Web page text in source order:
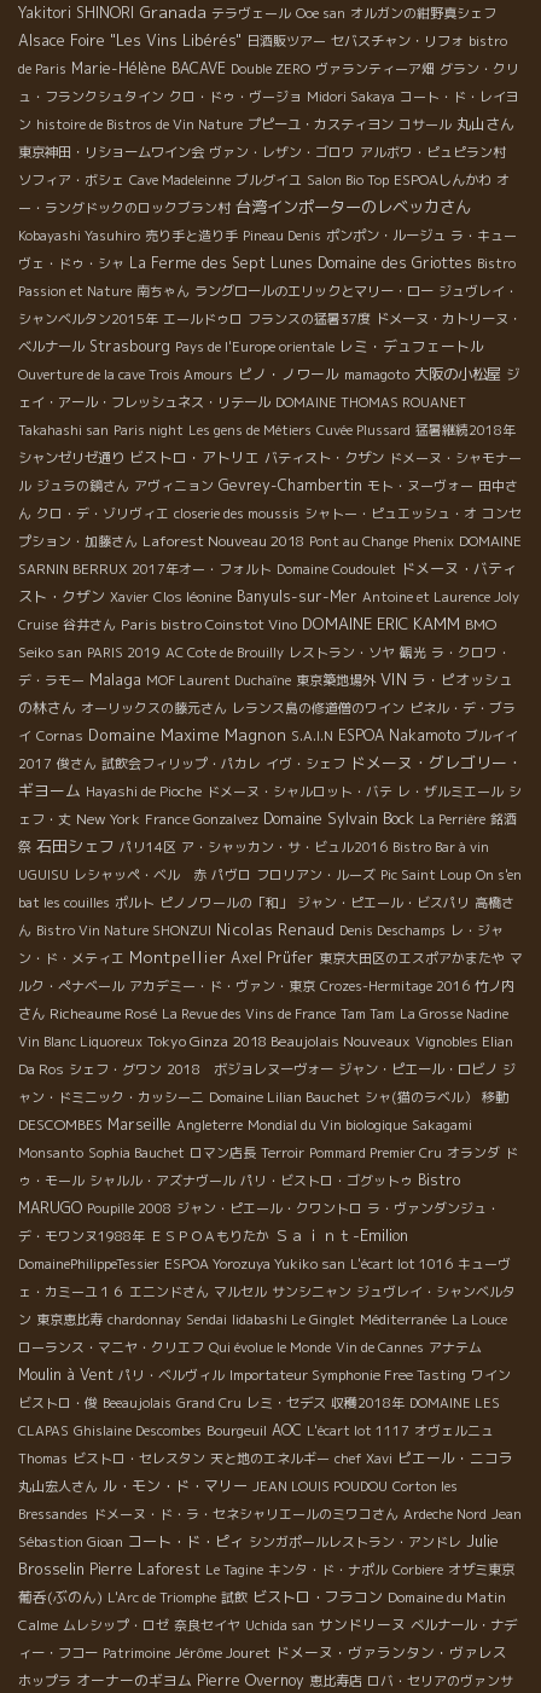
Yakitori SHINORI Granada テラヴェール Ooe san オルガンの紺野真シェフ
Alsace Foire "Les Vins Libérés" 日酒販ツアー セバスチャン・リフォ bistro
de Paris Marie-Hélène BACAVE Double ZERO ヴァランティーア畑 グラン・クリ
ュ・フランクシュタイン クロ・ドゥ・ヴージョ Midori Sakaya コート・ド・レイヨ
ン histoire de Bistros de Vin Nature プピーユ・カスティヨン コサール 丸山さん
東京神田・リショームワイン会 ヴァン・レザン・ゴロワ アルボワ・ピュピラン村
ソフィア・ボシェ Cave Madeleinne ブルグイユ Salon Bio Top ESPOAしんかわ オ
ー・ラングドックのロックブラン村 台湾インポーターのレベッカさん
Kobayashi Yasuhiro 売り手と造り手 Pineau Denis ポンポン・ルージュ ラ・キュー
ヴェ・ドゥ・シャ La Ferme des Sept Lunes Domaine des Griottes Bistro
Passion et Nature 南ちゃん ラングロールのエリックとマリー・ロー ジュヴレイ・
シャンベルタン2015年 エールドゥロ フランスの猛暑37度 ドメーヌ・カトリーヌ・
ベルナール Strasbourg Pays de l'Europe orientale レミ・デュフェートル
Ouverture de la cave Trois Amours ピノ・ノワール mamagoto 大阪の小松屋 ジ
ェイ・アール・フレッシュネス・リテール DOMAINE THOMAS ROUANET
Takahashi san Paris night Les gens de Métiers Cuvée Plussard 猛暑継続2018年
シャンゼリゼ通り ビストロ・アトリエ バティスト・クザン ドメーヌ・シャモナー
ル ジュラの鏡さん アヴィニョン Gevrey-Chambertin モト・ヌーヴォー 田中さ
ん クロ・デ・ゾリヴィエ closerie des moussis シャトー・ピュエッシュ・オ コンセ
プション・加藤さん Laforest Nouveau 2018 Pont au Change Phenix DOMAINE
SARNIN BERRUX 2017年オー・フォルト Domaine Coudoulet ドメーヌ・バティ
スト・クザン Xavier Clos léonine Banyuls-sur-Mer Antoine et Laurence Joly
Cruise 谷井さん Paris bistro Coinstot Vino DOMAINE ERIC KAMM BMO
Seiko san PARIS 2019 AC Cote de Brouilly レストラン・ソヤ 観光 ラ・クロワ・
デ・ラモー Malaga MOF Laurent Duchaîne 東京築地場外 VIN ラ・ピオッシュ
の林さん オーリックスの藤元さん レランス島の修道僧のワイン ピネル・デ・ブラ
イ Cornas Domaine Maxime Magnon S.A.I.N ESPOA Nakamoto ブルイイ
2017 俊さん 試飲会フィリップ・パカレ イヴ・シェフ ドメーヌ・グレゴリー・
ギヨーム Hayashi de Pioche ドメーヌ・シャルロット・バテ レ・ザルミエール シ
ェフ・丈 New York France Gonzalvez Domaine Sylvain Bock La Perrière 銘酒
祭 石田シェフ パリ14区 ア・シャッカン・サ・ビュル2016 Bistro Bar à vin
UGUISU レシャッペ・ベル 赤 パヴロ フロリアン・ルーズ Pic Saint Loup On s'en
bat les couilles ポルト ピノノワールの「和」 ジャン・ピエール・ビスパリ 高橋さ
ん Bistro Vin Nature SHONZUI Nicolas Renaud Denis Deschamps レ・ジャ
ン・ド・メティエ Montpellier Axel Prüfer 東京大田区のエスポアかまたや マ
ルク・ぺナベール アカデミー・ド・ヴァン・東京 Crozes-Hermitage 2016 竹ノ内
さん Richeaume Rosé La Revue des Vins de France Tam Tam La Grosse Nadine
Vin Blanc Liquoreux Tokyo Ginza 2018 Beaujolais Nouveaux Vignobles Elian
Da Ros シェフ・グワン 2018 ボジョレヌーヴォー ジャン・ピエール・ロビノ ジ
ャン・ドミニック・カッシーニ Domaine Lilian Bauchet シャ(猫のラベル） 移動
DESCOMBES Marseille Angleterre Mondial du Vin biologique Sakagami
Monsanto Sophia Bauchet ロマン店長 Terroir Pommard Premier Cru オランダ ド
ゥ・モール シャルル・アズナヴール パリ・ビストロ・ゴグットゥ Bistro
MARUGO Poupille 2008 ジャン・ピエール・クワントロ ラ・ヴァンダンジュ・
デ・モワンヌ1988年 ＥＳＰＯＡもりたか Ｓａｉｎｔ-Emilion
DomainePhilippeTessier ESPOA Yorozuya Yukiko san L'écart lot 1016 キューヴ
ェ・カミーユ１６ エニンドさん マルセル サンシニャン ジュヴレイ・シャンベルタ
ン 東京恵比寿 chardonnay Sendai Iidabashi Le Ginglet Méditerranée La Louce
ローランス・マニヤ・クリエフ Qui évolue le Monde Vin de Cannes アナテム
Moulin à Vent パリ・ベルヴィル Importateur Symphonie Free Tasting ワイン
ビストロ・俊 Beeaujolais Grand Cru レミ・セデス 収穫2018年 DOMAINE LES
CLAPAS Ghislaine Descombes Bourgeuil AOC L'écart lot 1117 オヴェルニュ
Thomas ビストロ・セレスタン 天と地のエネルギー chef Xavi ピエール・ニコラ
丸山宏人さん ル・モン・ド・マリー JEAN LOUIS POUDOU Corton les
Bressandes ドメーヌ・ド・ラ・セネシャリエールのミワコさん Ardeche Nord Jean
Sébastion Gioan コート・ド・ピィ シンガポールレストラン・アンドレ Julie
Brosselin Pierre Laforest Le Tagine キンタ・ド・ナポル Corbiere オザミ東京
葡呑(ぶのん) L'Arc de Triomphe 試飲 ビストロ・フラコン Domaine du Matin
Calme ムレシップ・ロゼ 奈良セイヤ Uchida san サンドリーヌ ベルナール・ナデ
ィー・フコー Patrimoine Jérôme Jouret ドメーヌ・ヴァランタン・ヴァレス
ホップラ オーナーのギヨム Pierre Overnoy 恵比寿店 ロバ・セリアのヴァンサ